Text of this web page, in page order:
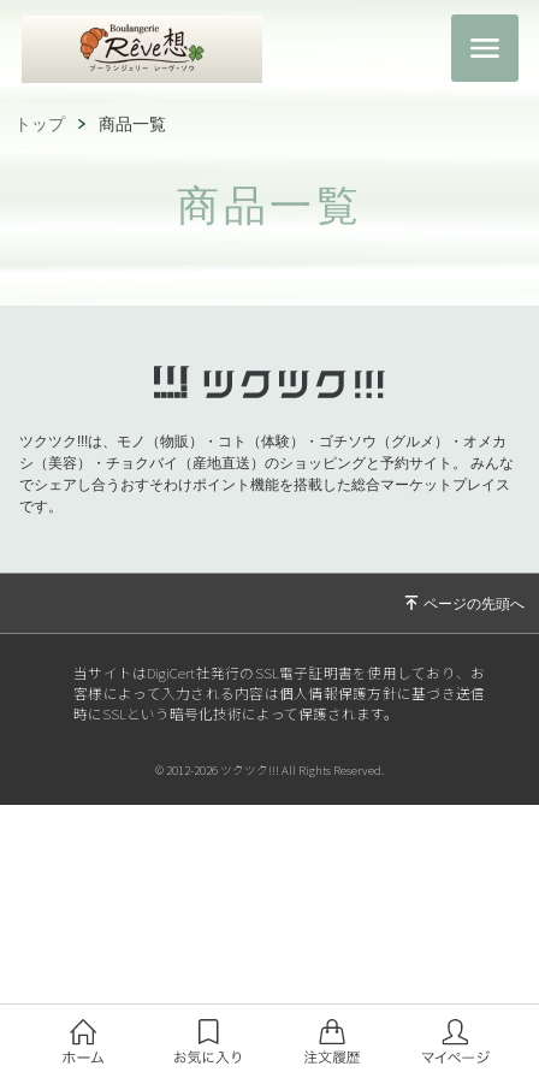
トップ 商品一覧
商品一覧
ツクツク!!!は、モノ（物販）・コト（体験）・ゴチソウ（グルメ）・オメカ
シ（美容）・チョクバイ（産地直送）のショッピングと予約サイト。
みんな
でシェアし合うおすそわけポイント機能を搭載した総合マーケットプレイス
です。
当サイトはDigiCert社発行のSSL電子証明書を使用しており、お
客様によって入力される内容は個人情報保護方針に基づき送信
時にSSLという暗号化技術によって保護されます。
© 2012-2026 ツクツク!!! All Rights Reserved.